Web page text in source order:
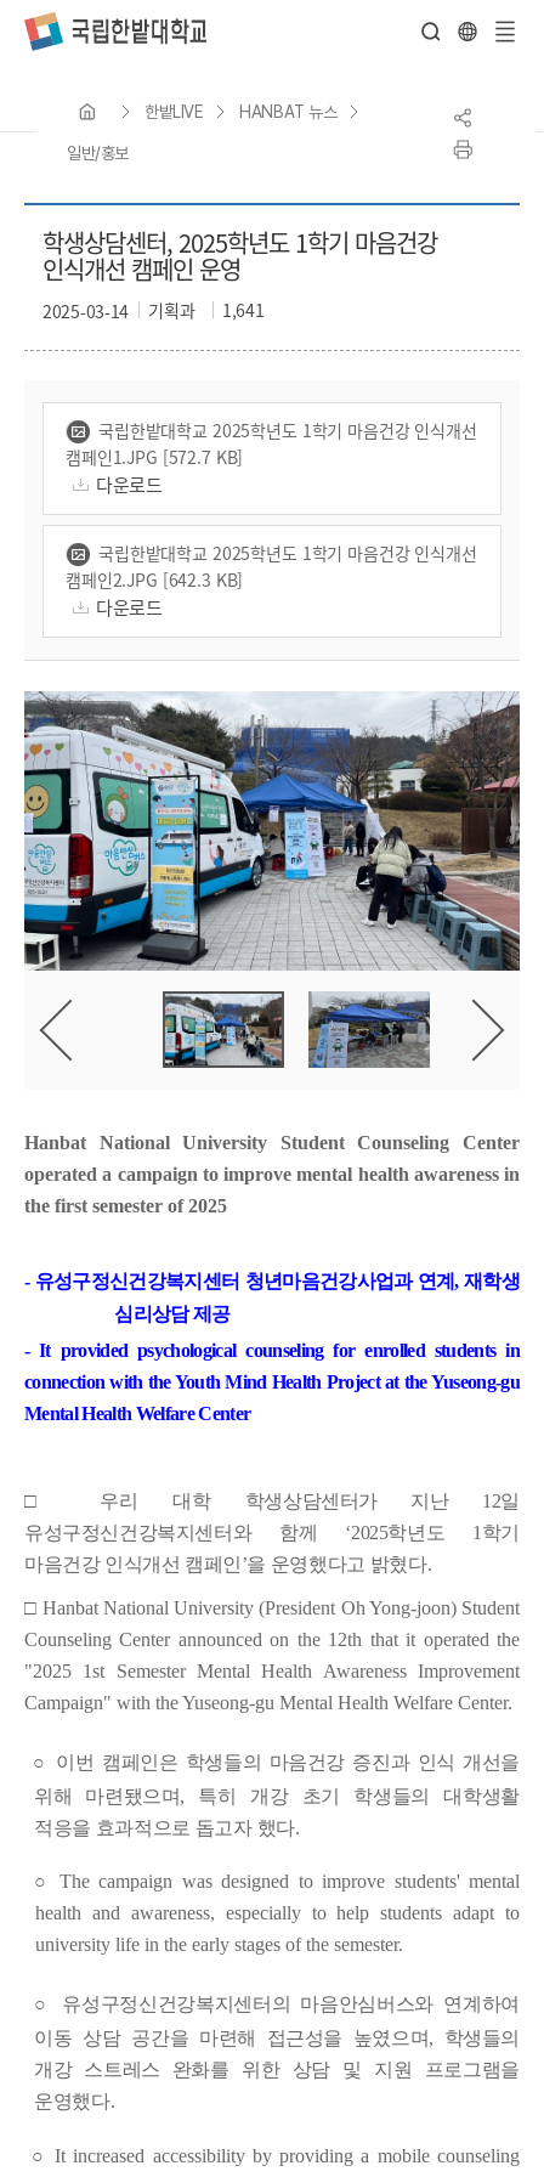
한밭LIVE HANBAT 뉴스
일반/홍보
학생상담센터, 2025학년도 1학기 마음건강
인식개선 캠페인 운영
기획과 1,641
2025-03-14
국립한밭대학교 2025학년도 1학기 마음건강 인식개선
캠페인1.JPG [572.7 KB]
다운로드
국립한밭대학교 2025학년도 1학기 마음건강 인식개선
캠페인2.JPG [642.3 KB]
다운로드
전
음
진
Hanbat National University Student Counseling Center
operated a campaign to improve mental health awareness in
the first semester of 2025
- 유성구정신건강복지센터 청년마음건강사업과 연계,재학생
심리상담 제공
- It provided psychological counseling for enrolled students in
connection with the Youth Mind Health Project at the Yuseong-gu
Mental Health Welfare Center
□ 우리 대학 학생상담센터가 지난 12일
유성구정신건강복지센터와 함께 ‘2025학년도 1 학기
마음건강 인식개선 캠페인 ’을 운영했다고 밝혔다.
□ Hanbat National University (President Oh Yong-joon) Student
Counseling Center announced on the 12th that it operated the
"2025 1st Semester Mental Health Awareness Improvement
Campaign" with the Yuseong-gu Mental Health Welfare Center.
○ 이번 캠페인은 학생들의 마음건강 증진과 인식 개선을
위해 마련됐으며, 특히 개강 초기 학생들의 대학생활
적응을 효과적으로 돕고자 했다.
○ The campaign was designed to improve students' mental
health and awareness, especially to help students adapt to
university life in the early stages of the semester.
○ 유성구정신건강복지센터의 마음안심버스와 연계하여
이동 상담 공간을 마련해 접근성을 높였으며, 학생들의
개강 스트레스 완화를
위한 상담 및 지원 프로그램을
운영했다.
○ It increased accessibility by providing a mobile counseling